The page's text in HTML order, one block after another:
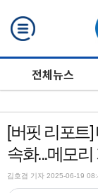
전체뉴스
[버핏 리포트
속화...메모
김호겸 기자 2025-06-19